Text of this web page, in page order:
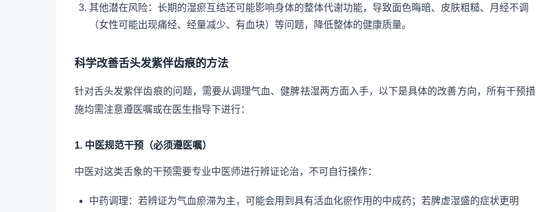
其他潜在风险：长期的湿瘀互结还可能影响身体的整体代谢功能，导致面色晦暗、皮肤粗糙、月经不调
（女性可能出现痛经、经量减少、有血块）等问题，降低整体的健康质量。
科学改善舌头发紫伴齿痕的方法
针对舌头发紫伴齿痕的问题，需要从调理气血、健脾祛湿两方面入手，以下是具体的改善方向，所有干预措
施均需注意遵医嘱或在医生指导下进行：
1. 中医规范干预（必须遵医嘱）
中医对这类舌象的干预需要专业中医师进行辨证论治，不可自行操作：
中药调理：若辨证为气血瘀滞为主，可能会用到具有活血化瘀作用的中成药；若脾虚湿盛的症状更明